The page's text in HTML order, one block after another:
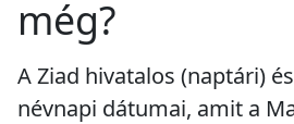
még?
A Ziad hivatalos (naptári)
névnapi dátumai, amit a